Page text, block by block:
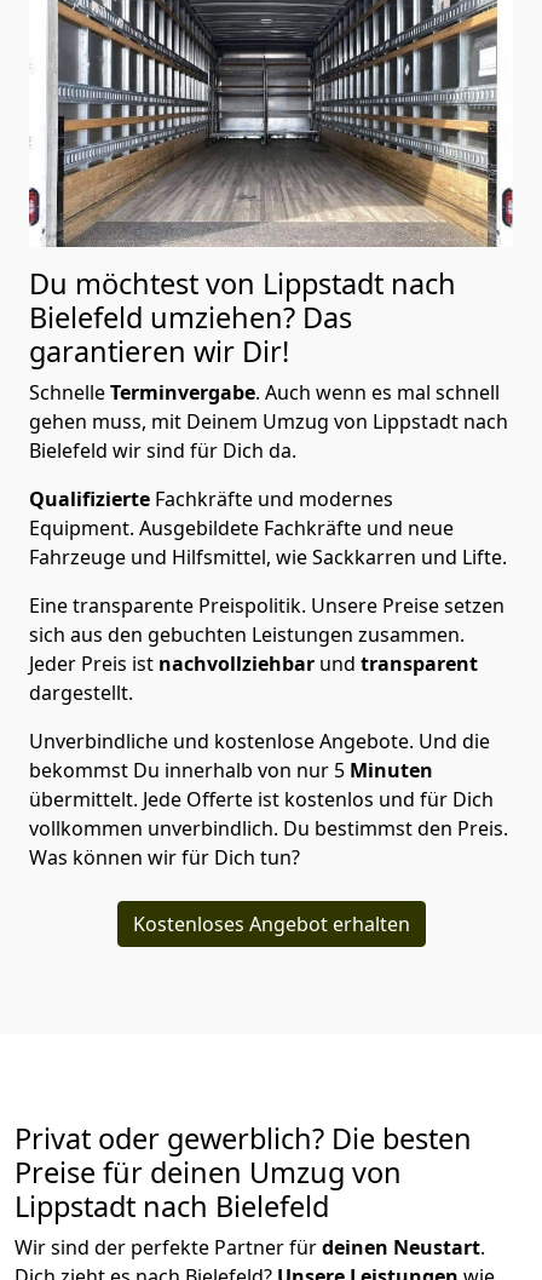
Du möchtest von Lippstadt nach
Bielefeld umziehen? Das
garantieren wir Dir!
SchnelleTerminvergabe. Auch wenn es mal schnell
gehen muss, mit Deinem Umzug von Lippstadt nach
Bielefeld wir sind für Dich da.
Qualifizierte Fachkräfte und modernes
Equipment. Ausgebildete Fachkräfte und neue
Fahrzeuge und Hilfsmittel, wie Sackkarren und Lifte.
Eine transparente Preispolitik. Unsere Preise setzen
sich aus den gebuchten Leistungen zusammen.
Jeder Preis ist nachvollziehbar und transparent
dargestellt.
Unverbindliche und kostenlose Angebote. Und die
bekommst Du innerhalb von nur 5 Minuten
übermittelt. Jede Offerte ist kostenlos und für Dich
vollkommen unverbindlich. Du bestimmst den Preis.
Was können wir für Dich tun?
Kostenloses Angebot erhalten
Privat oder gewerblich? Die besten
Preise für deinen Umzug von
Lippstadt nach Bielefeld
Wir sind der perfekte Partner fürdeinen Neustart.